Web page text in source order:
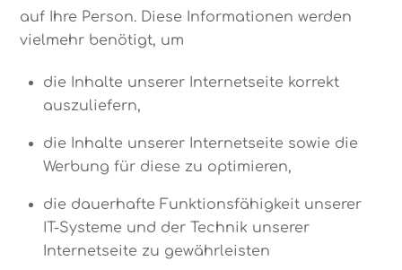
auf Ihre Person. Diese Informationen werden
vielmehr benötigt, um
die Inhalte unserer Internetseite korrekt
auszuliefern,
die Inhalte unserer Internetseite sowie die
Werbung für diese zu optimieren,
die dauerhafte Funktionsfähigkeit unserer
IT-Systeme und der Technik unserer
Internetseite zu gewährleisten